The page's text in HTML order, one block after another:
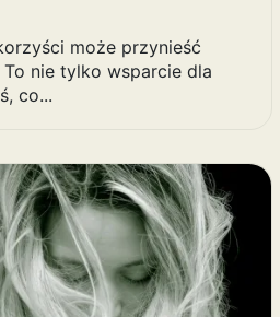
może przynieść
nie tylko wsparcie dla
co...